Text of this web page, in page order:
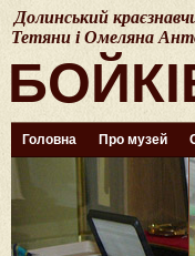
Долинський
Тетяни і Омеляна
Головна Про музей